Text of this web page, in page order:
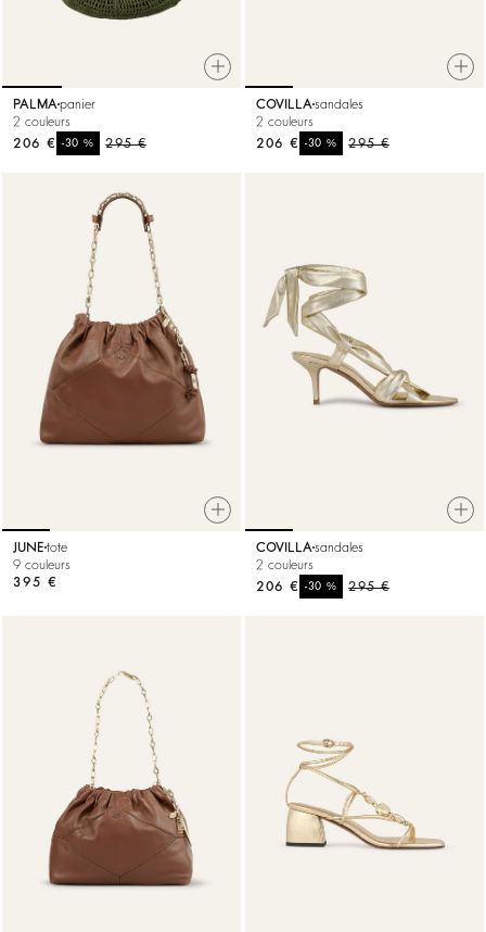
PALMA panier
2 couleurs
295 €
-30%
206 €
COVILLA sandales
2 couleurs
295 €
-30%
206 €
JUNE tote
9 couleurs
395 €
COVILLA sandales
2 couleurs
295 €
-30%
206 €